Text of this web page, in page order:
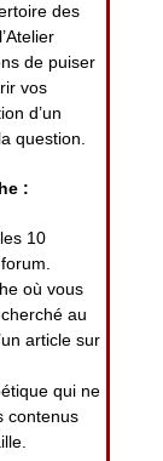
des
de puiser
vos
d’un
question.
:
10
où vous
au
article sur
qui ne
contenus